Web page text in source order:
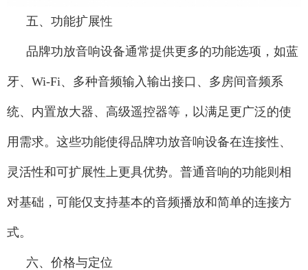
五、功能扩展性
品牌功放音响设备通常提供更多的功能选项，如蓝
牙、Wi-Fi、多种音频输入输出接口、多房间音频系
统、内置放大器、高级遥控器等，以满足更广泛的使
用需求。这些功能使得品牌功放音响设备在连接性、
灵活性和可扩展性上更具优势。普通音响的功能则相
对基础，可能仅支持基本的音频播放和简单的连接方
式。
六、价格与定位